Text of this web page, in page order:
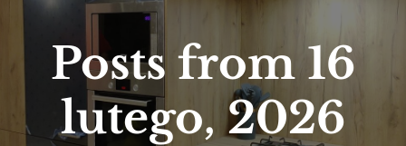
Posts from 16
lutego, 2026